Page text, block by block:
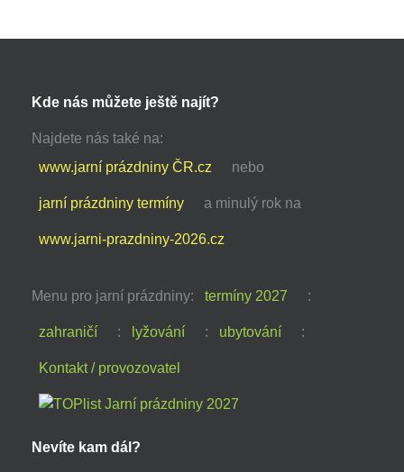
Kde nás můžete ještě najít?
Najdete nás také na:
www.jarní prázdniny ČR.cz
nebo
jarní prázdniny termíny a minulý rok na
www.jarni-prazdniny-2026.cz
Menu pro jarní prázdniny: termíny 2027 :
zahraničí : lyžování : ubytování :
Kontakt / provozovatel
Nevíte kam dál?